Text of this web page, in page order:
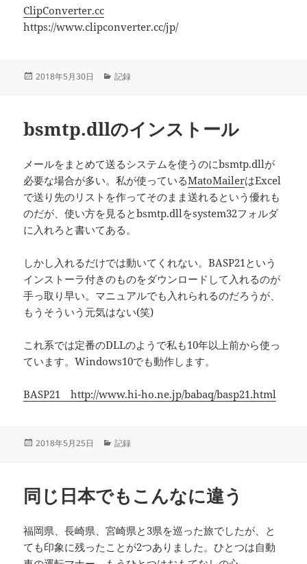
ClipConverter.cc
https://www.clipconverter.cc/jp/
投
2018年5月30日
カ
ー
記録
bsmtp.dllのインストール
メールをまとめて送るシステムを使うのにbsmtp.dllが
必要な場合が多い。私が使っているMatoMailerはExcel
で送り先のリストを作ってそのまま送れるという優れも
のだが、使い方を見るとbsmtp.dllをsystem32フォルダ
に入れろと書いてある。
しかし入れるだけでは動いてくれない。BASP21という
インストーラ付きのものをダウンロードして入れるのが
手っ取り早い。マニュアルでも入れられるのだろうが、
もうそういう元気はない(笑)
これ系では定番のDLLのようで私も10年以上前から使っ
ています。Windows10でも動作します。
BASP21 http://www.hi-ho.ne.jp/babaq/basp21.html
投
2018年5月25日
カ
ー
記録
同じ日本でもこんなに違う
福岡県、長崎県、宮崎県と3県を巡った旅でしたが、と
ても印象に残ったことが2つありました。ひとつは自動